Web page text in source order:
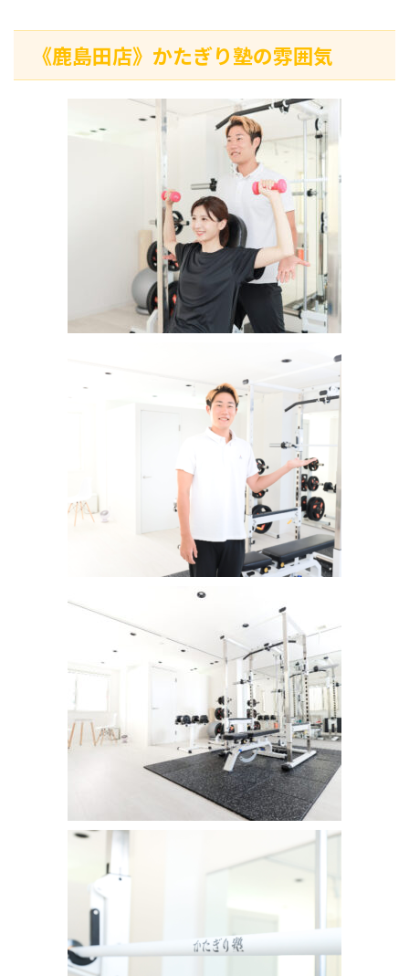
《鹿島田店》かたぎり塾の雰囲気